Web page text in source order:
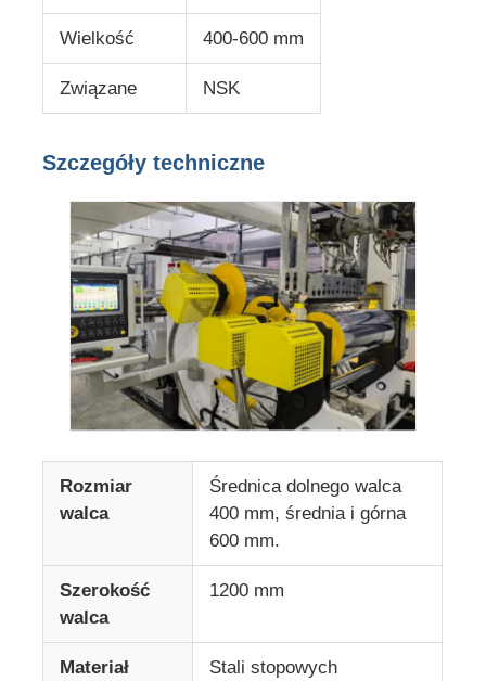
Produkty
Wycieczka po fabryce
Kontrola jakości
Skontaktuj się z nami
Aktualności
Poproś o wycenę
linia wytłaczania arkuszy dla zwierząt
Wielkość 400-600 mm
Związane NSK
Szczegóły techniczne
Rozmiar
walca
Średnica dolnego walca
400 mm, średnia i górna
600 mm.
Szerokość
walca
1200 mm
Materiał Stali stopowych